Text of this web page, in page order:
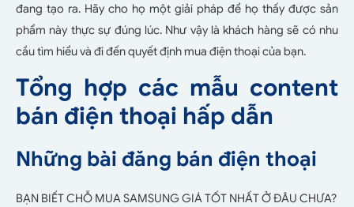
đang tạo ra. Hãy cho họ một giải pháp để họ thấy được sản
phẩm này thực sự đúng lúc. Như vậy là khách hàng sẽ có nhu
cầu tìm hiểu và đi đến quyết định mua điện thoại của bạn.
Tổng hợp các mẫu content
bán điện thoại hấp dẫn
Những bài đăng bán điện thoại
BẠN BIẾT CHỖ MUA SAMSUNG GIÁ TỐT NHẤT Ở ĐÂU CHƯA?